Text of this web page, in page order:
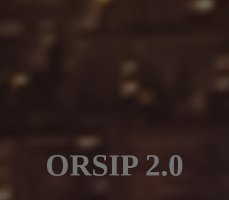
ORSIP 2.0